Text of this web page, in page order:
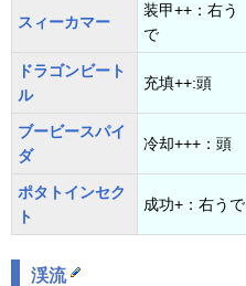
スィーカマー
装甲++：右う
で
ドラゴンビート
ル
充填++:頭
ブービースパイ
ダ
冷却+++：頭
ポタトインセク
ト
成功+：右うで
渓流